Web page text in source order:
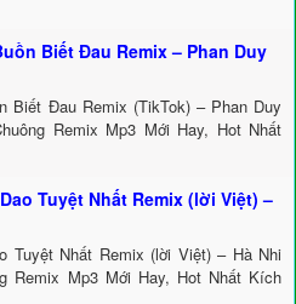
Biết Đau Remix – Phan Duy
Biết Đau Remix (TikTok) – Phan Duy
Remix Mp3 Mới Hay, Hot Nhất
Tuyệt Nhất Remix (lời Việt) –
Tuyệt Nhất Remix (lời Việt) – Hà Nhi
Remix Mp3 Mới Hay, Hot Nhất Kích